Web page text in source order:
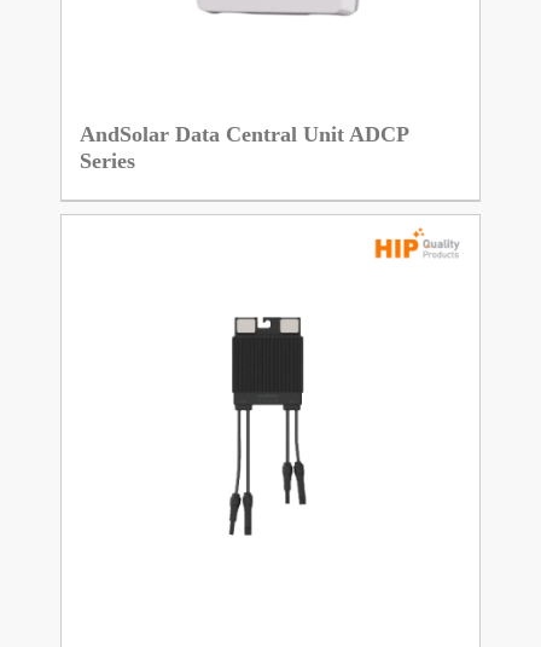
AndSolar Data Central Unit ADCP
Series